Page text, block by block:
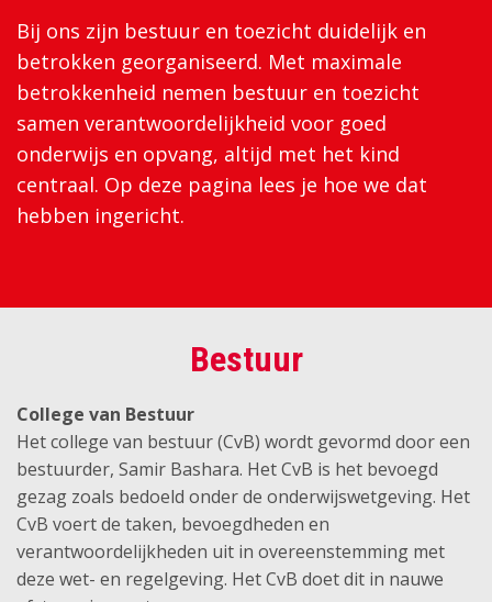
Bij ons zijn bestuur en toezicht duidelijk en
betrokken georganiseerd. Met maximale
betrokkenheid nemen bestuur en toezicht
samen verantwoordelijkheid voor goed
onderwijs en opvang, altijd met het kind
centraal. Op deze pagina lees je hoe we dat
hebben ingericht.
Bestuur
College van Bestuur
Het college van bestuur (CvB) wordt gevormd door een
bestuurder, Samir Bashara. Het CvB is het bevoegd
gezag zoals bedoeld onder de onderwijswetgeving. Het
CvB voert de taken, bevoegdheden en
verantwoordelijkheden uit in overeenstemming met
deze wet- en regelgeving. Het CvB doet dit in nauwe